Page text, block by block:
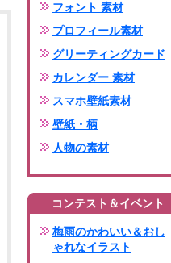
フォント 素材
プロフィール素材
グリーティングカード
カレンダー 素材
スマホ壁紙素材
壁紙・柄
人物の素材
コンテスト＆イベント
梅雨のかわいい＆おし
ゃれなイラスト